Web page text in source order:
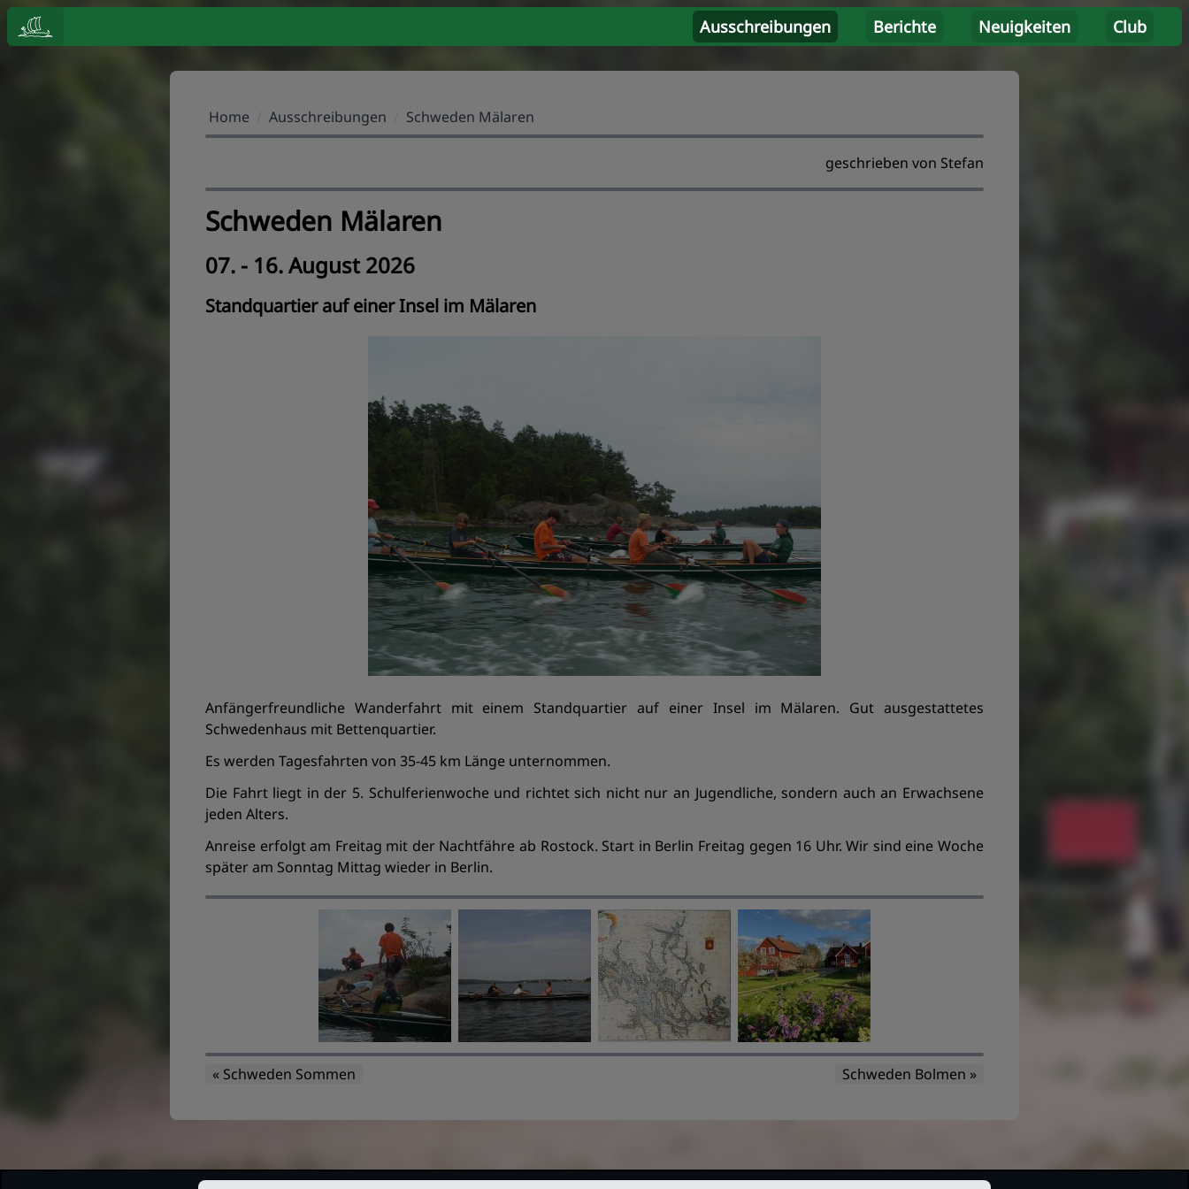
Ausschreibungen Berichte Neuigkeiten Club
Home Ausschreibungen Schweden Mälaren
geschrieben von Stefan
Schweden Mälaren
07. - 16. August 2026
Standquartier auf einer Insel im Mälaren
Anfängerfreundliche Wanderfahrt mit einem Standquartier auf einer Insel im Mälaren. Gut ausgestattetes
Schwedenhaus mit Bettenquartier.
Es werden Tagesfahrten von 35-45 km Länge unternommen.
Die Fahrt liegt in der 5. Schulferienwoche und richtet sich nicht nur an Jugendliche, sondern auch an Erwachsene
jeden Alters.
Anreise erfolgt am Freitag mit der Nachtfähre ab Rostock. Start in Berlin Freitag gegen 16 Uhr. Wir sind eine Woche
später am Sonntag Mittag wieder in Berlin.
« Schweden Sommen Schweden Bolmen »